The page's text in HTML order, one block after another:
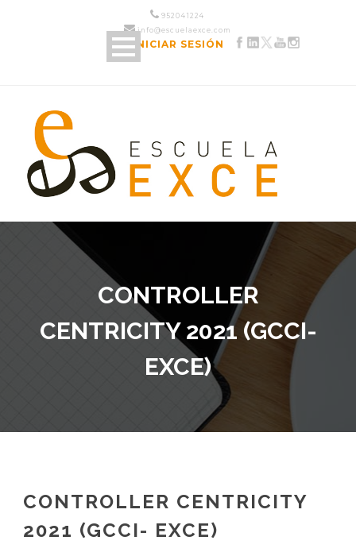
952 04 12 24
info@escuelaexce.com
INICIAR SESIÓN
CONTROLLER
CENTRICITY 2021 (GCCI-
EXCE)
CONTROLLER CENTRICITY
2021 (GCCI- EXCE)